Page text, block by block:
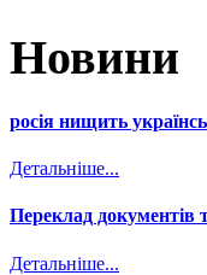
Новини
росія нищить
Детальніше...
Переклад документів
Детальніше...